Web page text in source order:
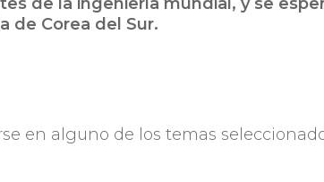
de Corea del Sur.
en alguno de los temas